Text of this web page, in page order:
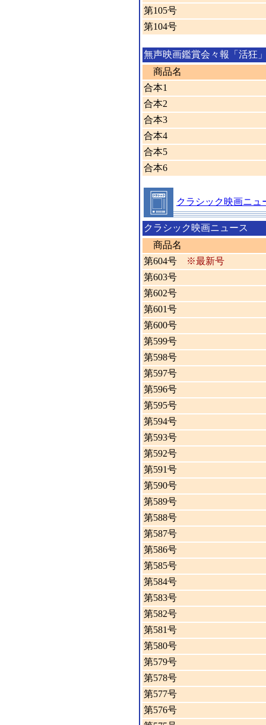
第105号
第104号
無声映画鑑賞会々報「活狂
商品名
合本1
合本2
合本3
合本4
合本5
合本6
クラシック映画ニュ
クラシック映画ニュース
商品名
第604号
※最新号
第603号
第602号
第601号
第600号
第599号
第598号
第597号
第596号
第595号
第594号
第593号
第592号
第591号
第590号
第589号
第588号
第587号
第586号
第585号
第584号
第583号
第582号
第581号
第580号
第579号
第578号
第577号
第576号